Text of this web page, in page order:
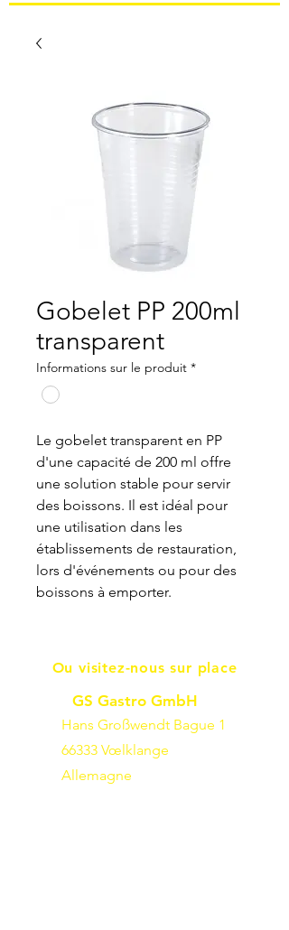
Gobelet PP 200ml
transparent
Informations sur le produit *
Le gobelet transparent en PP
d'une capacité de 200 ml offre
une solution stable pour servir
des boissons. Il est idéal pour
une utilisation dans les
établissements de restauration,
lors d'événements ou pour des
boissons à emporter.
Ou visitez-nous sur place
GS Gastro GmbH
Hans Großwendt Bague 1
66333 Vœlklange
Allemagne